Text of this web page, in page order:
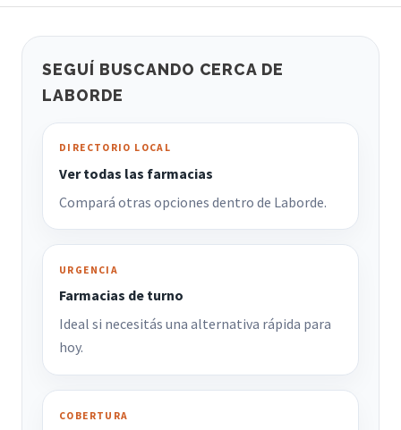
SEGUÍ BUSCANDO CERCA DE
LABORDE
DIRECTORIO LOCAL
Ver todas las farmacias
Compará otras opciones dentro de Laborde.
URGENCIA
Farmacias de turno
Ideal si necesitás una alternativa rápida para
hoy.
COBERTURA